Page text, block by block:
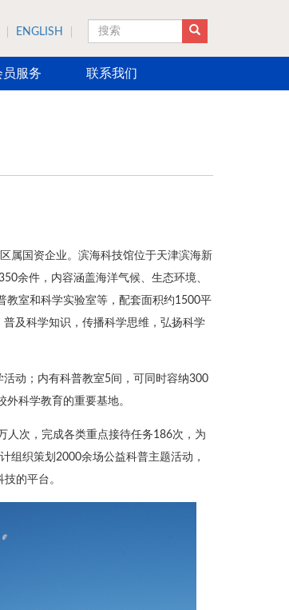
ENGLISH
搜索
员服务 联系我们
属国资企业。滨海科技馆位于天津滨海新
余件，内容涵盖海洋气候、生态环境、
教室和科学实验室等，配套面积约1500平
及科学知识，传播科学思维，弘扬科学
动；内有科普教室5间，可同时容纳300
科学教育的重要基地。
人次，完成各类重点接待任务186次，为
组织策划2000余场公益科普主题活动，
技的平台。